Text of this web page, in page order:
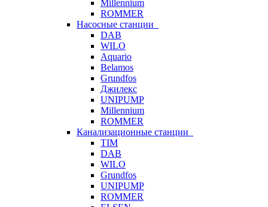
Millennium
ROMMER
Насосные станции
DAB
WILO
Aquario
Belamos
Grundfos
Джилекс
UNIPUMP
Millennium
ROMMER
Канализационные станции
TIM
DAB
WILO
Grundfos
UNIPUMP
ROMMER